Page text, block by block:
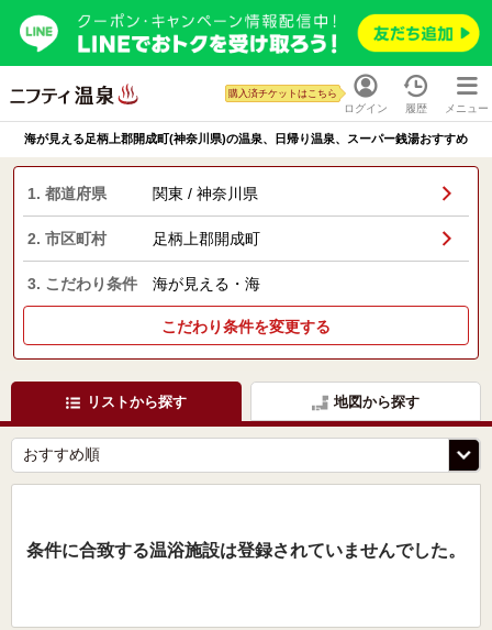
ログイン
購入済チケットはこちら
履歴 メニュー
海が見える足柄上郡開成町(神奈川県)の温泉、日帰り温泉、スーパー銭湯おすすめ
1. 都道府県 関東 / 神奈川県
2. 市区町村 足柄上郡開成町
3. こだわり条件 海が見える・海
こだわり条件を変更する
リストから探す 地図から探す
条件に合致する温浴施設は登録されていませんでした。